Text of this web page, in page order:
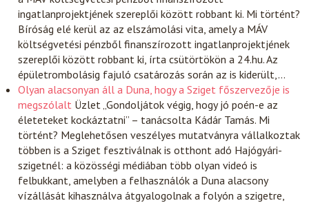
ingatlanprojektjének szereplői között robbant ki. Mi történt?
Bíróság elé kerül az az elszámolási vita, amely a MÁV
költségvetési pénzből finanszírozott ingatlanprojektjének
szereplői között robbant ki, írta csütörtökön a 24.hu. Az
épületrombolásig fajuló csatározás során az is kiderült,…
Olyan alacsonyan áll a Duna, hogy a Sziget főszervezője is
megszólalt Üzlet„Gondoljátok végig, hogy jó poén-e az
életeteket kockáztatni” – tanácsolta Kádár Tamás. Mi
történt? Meglehetősen veszélyes mutatványra vállalkoztak
többen is a Sziget fesztiválnak is otthont adó Hajógyári-
szigetnél: a közösségi médiában több olyan videó is
felbukkant, amelyben a felhasználók a Duna alacsony
vízállását kihasználva átgyalogolnak a folyón a szigetre,